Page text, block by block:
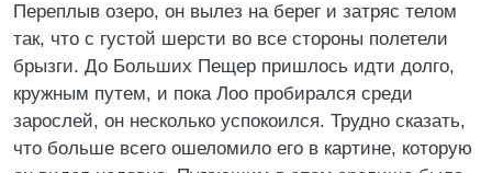
Переплыв озеро, он вылез на берег и затряс телом
так, что с густой шерсти во все стороны полетели
брызги. До Больших Пещер пришлось идти долго,
кружным путем, и пока Лоо пробирался среди
зарослей, он несколько успокоился. Трудно сказать,
что больше всего ошеломило его в картине, которую